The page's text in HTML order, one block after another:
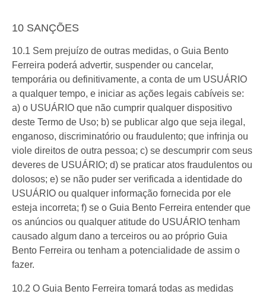
10 SANÇÕES
10.1 Sem prejuízo de outras medidas, o Guia Bento
Ferreira poderá advertir, suspender ou cancelar,
temporária ou definitivamente, a conta de um USUÁRIO
a qualquer tempo, e iniciar as ações legais cabíveis se:
a) o USUÁRIO que não cumprir qualquer dispositivo
deste Termo de Uso; b) se publicar algo que seja ilegal,
enganoso, discriminatório ou fraudulento; que infrinja ou
viole direitos de outra pessoa; c) se descumprir com seus
deveres de USUÁRIO; d) se praticar atos fraudulentos ou
dolosos; e) se não puder ser verificada a identidade do
USUÁRIO ou qualquer informação fornecida por ele
esteja incorreta; f) se o Guia Bento Ferreira entender que
os anúncios ou qualquer atitude do USUÁRIO tenham
causado algum dano a terceiros ou ao próprio Guia
Bento Ferreira ou tenham a potencialidade de assim o
fazer.
10.2 O Guia Bento Ferreira tomará todas as medidas